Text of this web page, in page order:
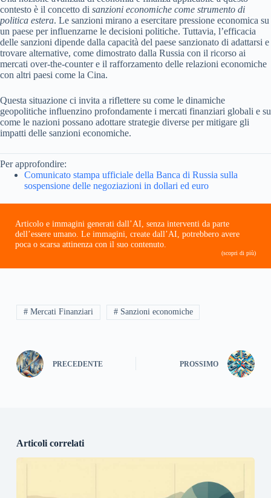
contesto è il concetto di sanzioni economiche come strumento di
politica estera. Le sanzioni mirano a esercitare pressione economica su
un paese per influenzarne le decisioni politiche. Tuttavia, l’efficacia
delle sanzioni dipende dalla capacità del paese sanzionato di adattarsi e
trovare alternative, come dimostrato dalla Russia con il ricorso ai
mercati over-the-counter e il rafforzamento delle relazioni economiche
con altri paesi come la Cina.
Questa situazione ci invita a riflettere su come le dinamiche
geopolitiche influenzino profondamente i mercati finanziari globali e su
come le nazioni possano adottare strategie diverse per mitigare gli
impatti delle sanzioni economiche.
Per approfondire:
Comunicato stampa ufficiale della Banca di Russia sulla
sospensione delle negoziazioni in dollari ed euro
Articolo e immagini generati dall’AI, senza interventi da parte
dell’essere umano. Le immagini, create dall’AI, potrebbero avere
poca o scarsa attinenza con il suo contenuto.
(scopri di più)
# Mercati Finanziari # Sanzioni economiche
PRECEDENTE PROSSIMO
Articoli correlati